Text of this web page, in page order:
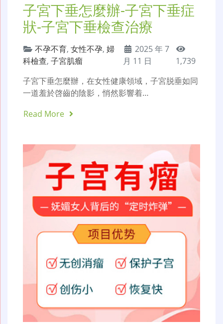
子宮下垂怎麼辦-子宮下垂症
狀-子宮下垂檢查治療
不孕不育, 女性不孕, 婦
科檢查, 子宮肌瘤
2025 年 7
月 11 日
1,739
子宮下垂怎麼辦，在女性健康領域，子宮脱垂如同
一道羞於啓齒的陰影，悄然影響着…
Read More